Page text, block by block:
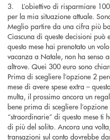
3. L’obiettivo di risparmiare
per la mia situazione attuale.
Meglio partire da una cifra più
Ciascuna di queste decisioni può
questo mese hai prenotato un
vacanza a Natale, non ha senso
altrove. Quei 300 euro sono
Prima di scegliere l’opzione 2
mese di avere spese extra –
multa, il prossimo ancora un
bene prima di scegliere
“straordinarie” di questo mese ti
di più del solito. Ancora una
transazioni sul conto dovrebbe